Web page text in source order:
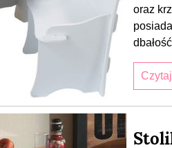
oraz
dbałość